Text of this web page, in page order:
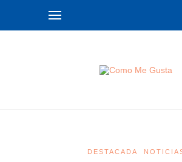
DESTACADA